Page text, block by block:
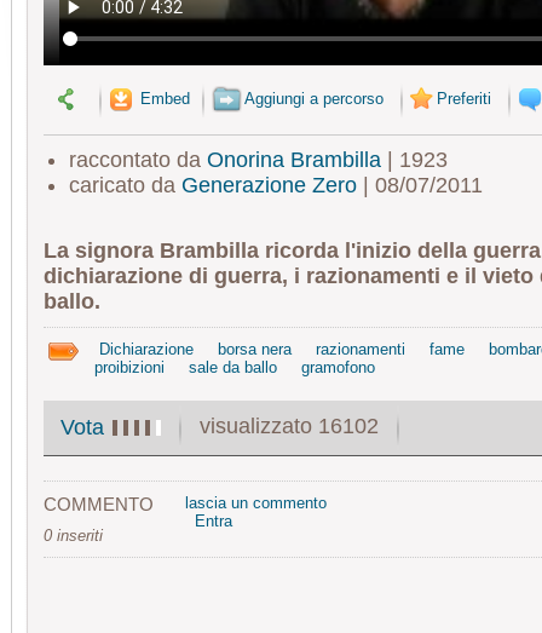
Embed Aggiungi a percorso Preferiti
raccontato da Onorina Brambilla| 1923
caricato da Generazione Zero| 08/07/2011
La signora Brambilla ricorda l'inizio della
dichiarazione di guerra, i razionamenti e il vieto
ballo.
Dichiarazione borsa nera razionamenti fame
proibizioni
sale da ballo gramofono
Vota visualizzato 16102
COMMENTO
0 inseriti
lascia un commento
Entra